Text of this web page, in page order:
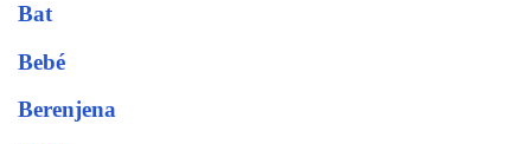
Bat
Bebé
Berenjena